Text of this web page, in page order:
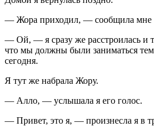
— Жора приходил, — сообщила мне
— Ой, — я сразу же расстроилась и
что мы должны были заниматься
сегодня.
Я тут же набрала Жору.
— Алло, — услышала я его голос.
— Привет, это я, — произнесла я в